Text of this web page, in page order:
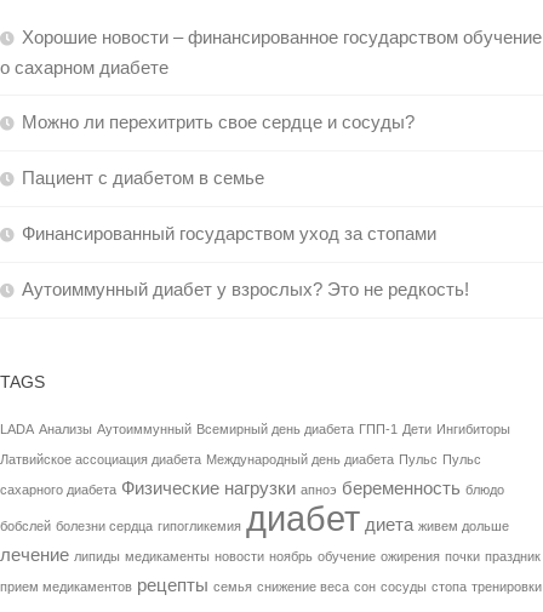
Хорошие новости – финансированное государством обучение
о сахарном диабете
Можно ли перехитрить свое сердце и сосуды?
Пациент с диабетом в семье
Финансированный государством уход за стопами
Аутоиммунный диабет у взрослых? Это не редкость!
TAGS
LADA Анализы Аутоиммунный Всемирный день диабета ГПП-1 Дети Ингибиторы
Латвийское ассоциация диабета Международный день диабета Пульс Пульс
сахарного диабета Физические нагрузки апноэ беременность блюдо
бобслей болезни сердца гипогликемия диабет диета живем дольше
лечение липиды медикаменты новости ноябрь обучение ожирения почки праздник
прием медикаментов рецепты семья снижение веса сон сосуды стопа тренировки